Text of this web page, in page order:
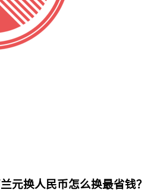
元换人民币怎么换最省钱？